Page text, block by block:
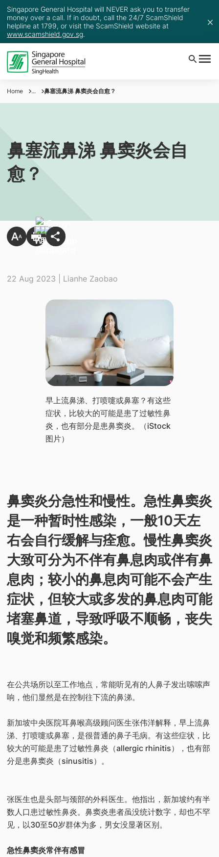
Singapore General Hospital will NEVER ask you to transfer
money over a call. If in doubt, call the 24/7 ScamShield
helpline at 1799, or visit the ScamShield website at
www.scamshield.gov.sg.
Home ... 鼻塞流鼻涕 鼻窦炎会自愈？
鼻塞流鼻涕 鼻窦炎会自
愈？
22 Aug 2023 | Lianhe Zaobao
​早上流鼻涕、打喷嚏或鼻塞？有这些
症状，比较大的可能是患了过敏性鼻
炎，也有部分是患鼻窦炎。（iStock
图片）
鼻窦炎分急性和慢性。急性鼻窦炎
是一种暂时性感染，一般10天左
右会自行缓解与痊愈。慢性鼻窦炎
大致可分为不伴有鼻息肉或伴有鼻
息肉；较小的鼻息肉可能不会产生
症状，但较大或多发的鼻息肉可能
堵塞鼻道，导致呼吸不顺畅，丧失
嗅觉和频繁感染。
在公共场所以至工作地点，常能听见有的人鼻子发出嗦嗦声
响，他们显然是在控制往下流的鼻涕。
新加坡中央医院耳鼻喉高级顾问医生张伟洋解释，早上流鼻
涕、打喷嚏或鼻塞，是很普通的鼻子毛病。有这些症状，比
较大的可能是患了过敏性鼻炎（allergic rhinitis），也有部
分是患鼻窦炎（sinusitis）。
张医生也是头部与颈部的外科医生。他指出，新加坡约有半
数人口患过敏性鼻炎。鼻窦炎患者虽没统计数字，却也不罕
见，以30至50岁群体为多，男女没显著区别。
急性鼻窦炎常伴有感冒